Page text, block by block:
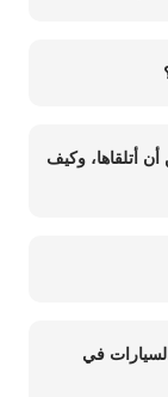
أتلقاها، وكيف
في